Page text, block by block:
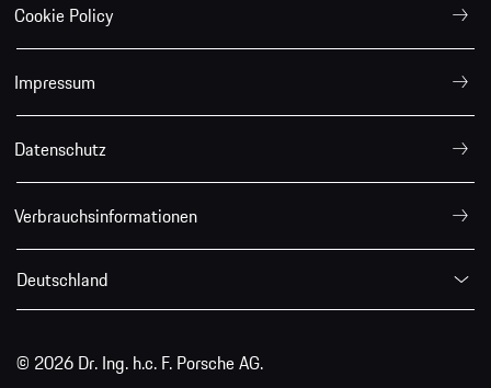
Cookie Policy
Impressum
Datenschutz
Verbrauchsinformationen
Deutschland
© 2026 Dr. Ing. h.c. F. Porsche AG.